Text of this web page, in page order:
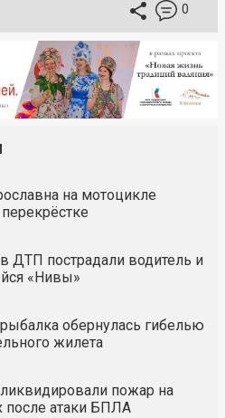
0
на мотоцикле
ДТП пострадали водитель и
«Нивы»
обернулась гибелью
жилета
пожар на
после атаки БПЛА